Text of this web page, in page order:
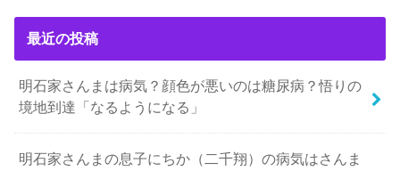
最近の投稿
明石家さんまは病気？顔色が悪いのは糖尿病？悟りの
境地到達「なるようになる」
明石家さんまの息子にちか（二千翔）の病気はさんま